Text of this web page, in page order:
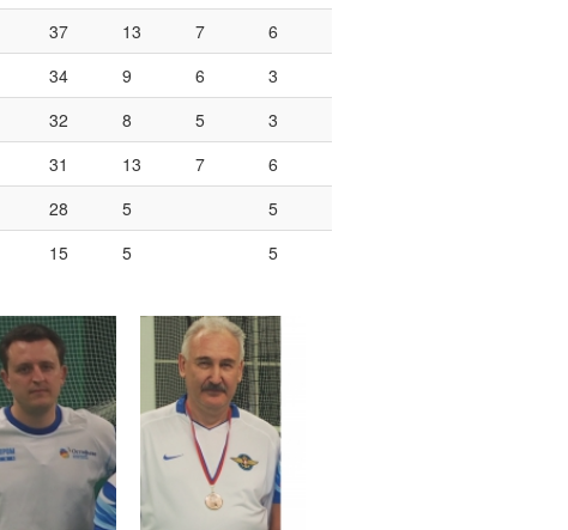
37 13 7
6
34 9 6
3
32 8 5
3
31 13 7
6
28 5
5
15 5 5